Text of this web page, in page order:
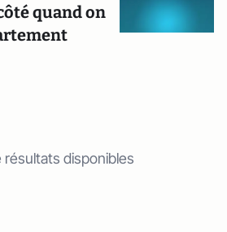
quand on
résultats disponibles